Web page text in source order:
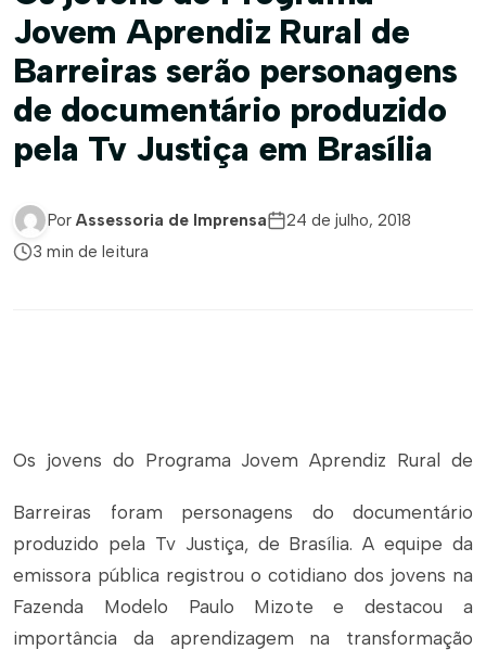
Jovem Aprendiz Rural de
Barreiras serão personagens
de documentário produzido
pela Tv Justiça em Brasília
Por Assessoria de Imprensa
24 de julho, 2018
3 min de leitura
Os jovens do Programa Jovem Aprendiz Rural de
Barreiras foram personagens do documentário
produzido pela Tv Justiça, de Brasília. A equipe da
emissora pública registrou o cotidiano dos jovens na
Fazenda Modelo Paulo Mizote e destacou a
importância da aprendizagem na transformação